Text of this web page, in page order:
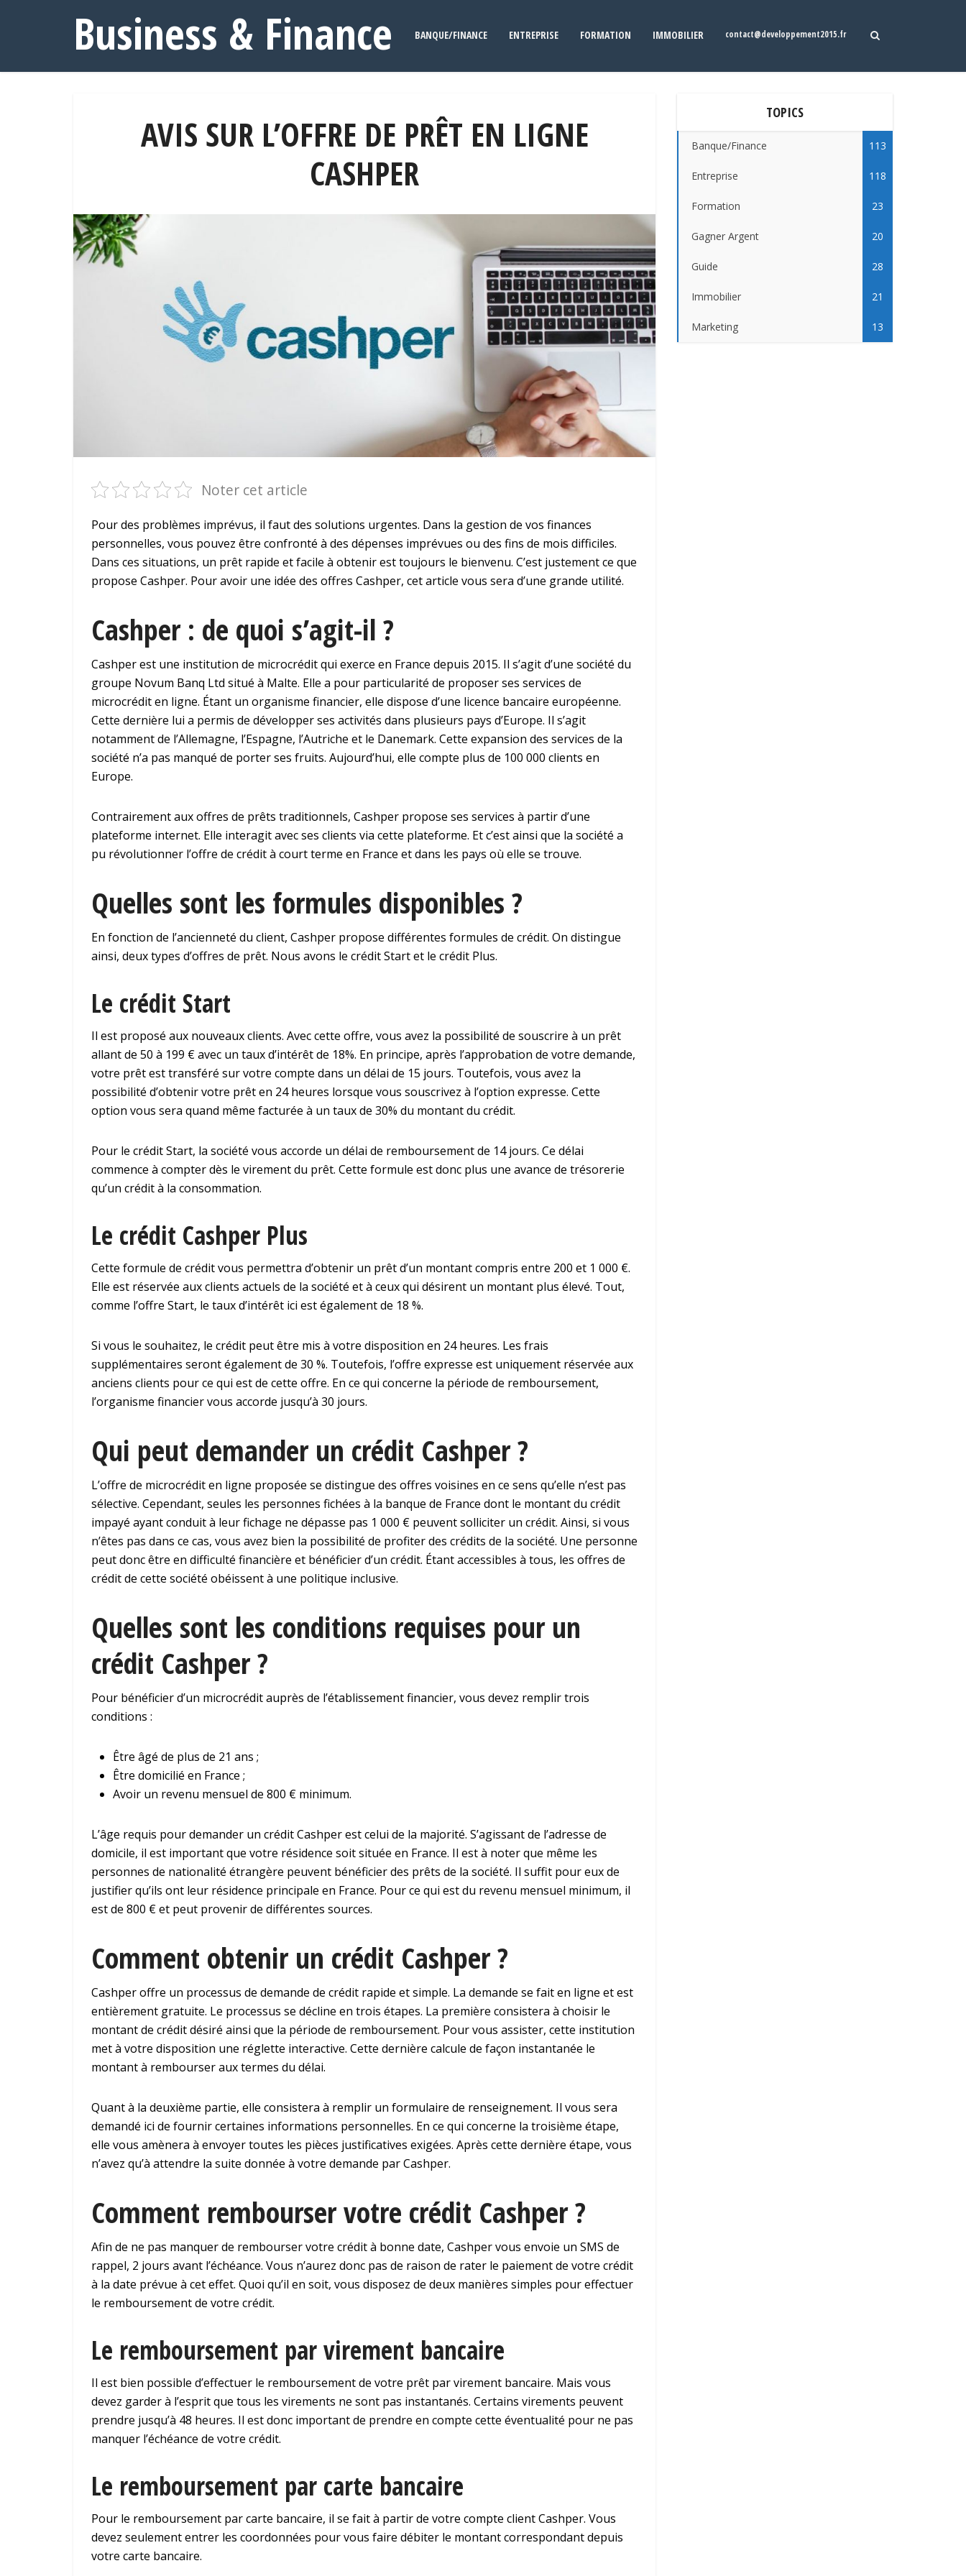
Business & Finance BANQUE/FINANCE ENTREPRISE FORMATION IMMOBILIER contact@developpement2015.fr
AVIS SUR L’OFFRE DE PRÊT EN LIGNE
CASHPER
Noter cet article
Pour des problèmes imprévus, il faut des solutions urgentes. Dans la gestion de vos finances
personnelles, vous pouvez être confronté à des dépenses imprévues ou des fins de mois difficiles.
Dans ces situations, un prêt rapide et facile à obtenir est toujours le bienvenu. C’est justement ce que
propose Cashper. Pour avoir une idée des offres Cashper, cet article vous sera d’une grande utilité.
Cashper : de quoi s’agit-il ?
Cashper est une institution de microcrédit qui exerce en France depuis 2015. Il s’agit d’une société du
groupe Novum Banq Ltd situé à Malte. Elle a pour particularité de proposer ses services de
microcrédit en ligne. Étant un organisme financier, elle dispose d’une licence bancaire européenne.
Cette dernière lui a permis de développer ses activités dans plusieurs pays d’Europe. Il s’agit
notamment de l’Allemagne, l’Espagne, l’Autriche et le Danemark. Cette expansion des services de la
société n’a pas manqué de porter ses fruits. Aujourd’hui, elle compte plus de 100 000 clients en
Europe.
Contrairement aux offres de prêts traditionnels, Cashper propose ses services à partir d’une
plateforme internet. Elle interagit avec ses clients via cette plateforme. Et c’est ainsi que la société a
pu révolutionner l’offre de crédit à court terme en France et dans les pays où elle se trouve.
Quelles sont les formules disponibles ?
En fonction de l’ancienneté du client, Cashper propose différentes formules de crédit. On distingue
ainsi, deux types d’offres de prêt. Nous avons le crédit Start et le crédit Plus.
Le crédit Start
Il est proposé aux nouveaux clients. Avec cette offre, vous avez la possibilité de souscrire à un prêt
allant de 50 à 199 € avec un taux d’intérêt de 18%. En principe, après l’approbation de votre demande,
votre prêt est transféré sur votre compte dans un délai de 15 jours. Toutefois, vous avez la
possibilité d’obtenir votre prêt en 24 heures lorsque vous souscrivez à l’option expresse. Cette
option vous sera quand même facturée à un taux de 30% du montant du crédit.
Pour le crédit Start, la société vous accorde un délai de remboursement de 14 jours. Ce délai
commence à compter dès le virement du prêt. Cette formule est donc plus une avance de trésorerie
qu’un crédit à la consommation.
Le crédit Cashper Plus
Cette formule de crédit vous permettra d’obtenir un prêt d’un montant compris entre 200 et 1 000 €.
Elle est réservée aux clients actuels de la société et à ceux qui désirent un montant plus élevé. Tout,
comme l’offre Start, le taux d’intérêt ici est également de 18 %.
Si vous le souhaitez, le crédit peut être mis à votre disposition en 24 heures. Les frais
supplémentaires seront également de 30 %. Toutefois, l’offre expresse est uniquement réservée aux
anciens clients pour ce qui est de cette offre. En ce qui concerne la période de remboursement,
l’organisme financier vous accorde jusqu’à 30 jours.
Qui peut demander un crédit Cashper ?
L’offre de microcrédit en ligne proposée se distingue des offres voisines en ce sens qu’elle n’est pas
sélective. Cependant, seules les personnes fichées à la banque de France dont le montant du crédit
impayé ayant conduit à leur fichage ne dépasse pas 1 000 € peuvent solliciter un crédit. Ainsi, si vous
n’êtes pas dans ce cas, vous avez bien la possibilité de profiter des crédits de la société. Une personne
peut donc être en difficulté financière et bénéficier d’un crédit. Étant accessibles à tous, les offres de
crédit de cette société obéissent à une politique inclusive.
Quelles sont les conditions requises pour un
crédit Cashper ?
Pour bénéficier d’un microcrédit auprès de l’établissement financier, vous devez remplir trois
conditions :
Être âgé de plus de 21 ans ;
Être domicilié en France ;
Avoir un revenu mensuel de 800 € minimum.
L’âge requis pour demander un crédit Cashper est celui de la majorité. S’agissant de l’adresse de
domicile, il est important que votre résidence soit située en France. Il est à noter que même les
personnes de nationalité étrangère peuvent bénéficier des prêts de la société. Il suffit pour eux de
justifier qu’ils ont leur résidence principale en France. Pour ce qui est du revenu mensuel minimum, il
est de 800 € et peut provenir de différentes sources.
Comment obtenir un crédit Cashper ?
Cashper offre un processus de demande de crédit rapide et simple. La demande se fait en ligne et est
entièrement gratuite. Le processus se décline en trois étapes. La première consistera à choisir le
montant de crédit désiré ainsi que la période de remboursement. Pour vous assister, cette institution
met à votre disposition une réglette interactive. Cette dernière calcule de façon instantanée le
montant à rembourser aux termes du délai.
Quant à la deuxième partie, elle consistera à remplir un formulaire de renseignement. Il vous sera
demandé ici de fournir certaines informations personnelles. En ce qui concerne la troisième étape,
elle vous amènera à envoyer toutes les pièces justificatives exigées. Après cette dernière étape, vous
n’avez qu’à attendre la suite donnée à votre demande par Cashper.
Comment rembourser votre crédit Cashper ?
Afin de ne pas manquer de rembourser votre crédit à bonne date, Cashper vous envoie un SMS de
rappel, 2 jours avant l’échéance. Vous n’aurez donc pas de raison de rater le paiement de votre crédit
à la date prévue à cet effet. Quoi qu’il en soit, vous disposez de deux manières simples pour effectuer
le remboursement de votre crédit.
Le remboursement par virement bancaire
Il est bien possible d’effectuer le remboursement de votre prêt par virement bancaire. Mais vous
devez garder à l’esprit que tous les virements ne sont pas instantanés. Certains virements peuvent
prendre jusqu’à 48 heures. Il est donc important de prendre en compte cette éventualité pour ne pas
manquer l’échéance de votre crédit.
Le remboursement par carte bancaire
Pour le remboursement par carte bancaire, il se fait à partir de votre compte client Cashper. Vous
devez seulement entrer les coordonnées pour vous faire débiter le montant correspondant depuis
votre carte bancaire.
TOPICS
Banque/Finance 113
Entreprise 118
Formation 23
Gagner Argent 20
Guide 28
Immobilier 21
Marketing 13